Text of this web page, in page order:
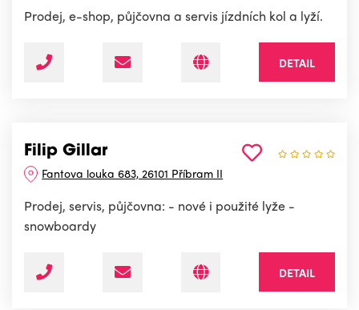
Prodej, e-shop, půjčovna a servis jízdních kol a lyží.
DETAIL
Filip Gillar
Fantova louka 683, 26101 Příbram II
Prodej, servis, půjčovna: - nové i použité lyže -
snowboardy
DETAIL